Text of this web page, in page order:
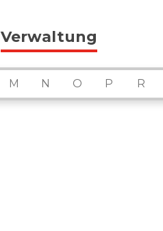
Verwaltung
M N O P R